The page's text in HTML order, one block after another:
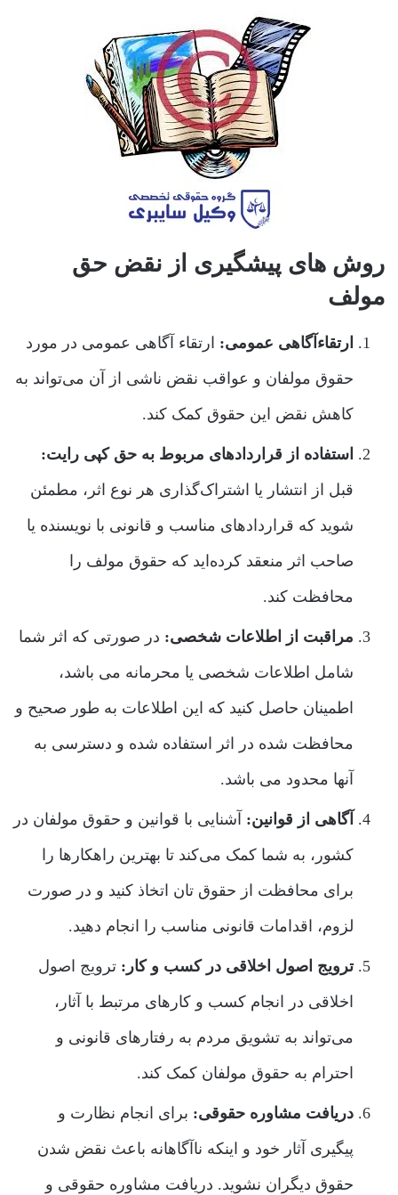
روش های پیشگیری از نقض حق
مولف
ارتقاءآگاهی عمومی: ارتقاء آگاهی عمومی در مورد
حقوق مولفان و عواقب نقض ناشی از آن می‌تواند به
کاهش نقض این حقوق کمک کند.
استفاده از قراردادهای مربوط به حق کپی رایت:
قبل از انتشار یا اشتراک‌گذاری هر نوع اثر، مطمئن
شوید که قراردادهای مناسب و قانونی با نویسنده یا
صاحب اثر منعقد کرده‌اید که حقوق مولف را
محافظت کند.
مراقبت از اطلاعات شخصی: در صورتی که اثر شما
شامل اطلاعات شخصی یا محرمانه می باشد،
اطمینان حاصل کنید که این اطلاعات به طور صحیح و
محافظت شده در اثر استفاده شده و دسترسی به
آنها محدود می باشد.
آگاهی از قوانین: آشنایی با قوانین و حقوق مولفان در
کشور، به شما کمک می‌کند تا بهترین راهکارها را
برای محافظت از حقوق تان اتخاذ کنید و در صورت
لزوم، اقدامات قانونی مناسب را انجام دهید.
ترویج اصول اخلاقی در کسب و کار: ترویج اصول
اخلاقی در انجام کسب و کارهای مرتبط با آثار،
می‌تواند به تشویق مردم به رفتارهای قانونی و
احترام به حقوق مولفان کمک کند.
دریافت مشاوره حقوقی: برای انجام نظارت و
پیگیری آثار خود و اینکه ناآگاهانه باعث نقض شدن
حقوق دیگران نشوید. دریافت مشاوره حقوقی و